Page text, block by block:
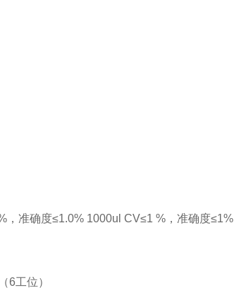
准确度≤1.0% 1000ul CV≤1 %，准确度≤1%
6工位）